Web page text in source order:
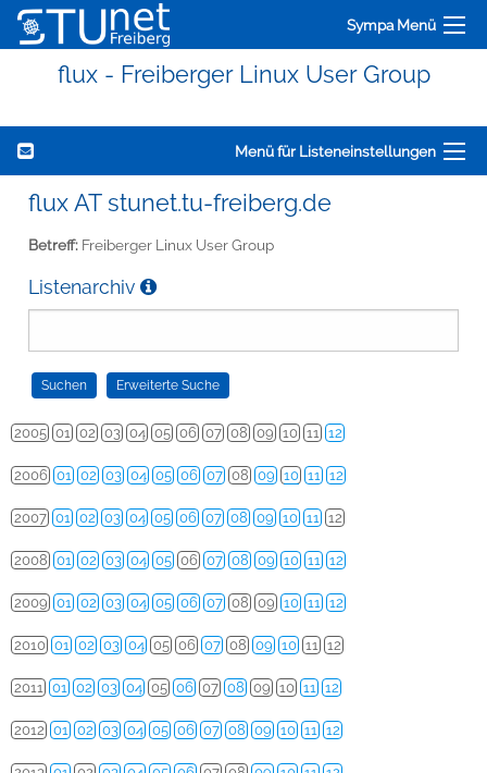
Sympa Menü
flux - Freiberger Linux User Group
Menü für Listeneinstellungen
flux AT stunet.tu-freiberg.de
Betreff: Freiberger Linux User Group
Listenarchiv
2005 01 02 03 04 05 06 07 08 09 10 11 12
2006 01 02 03 04 05 06 07 08 09 10 11 12
2007 01 02 03 04 05 06 07 08 09 10 11 12
2008 01 02 03 04 05 06 07 08 09 10 11 12
2009 01 02 03 04 05 06 07 08 09 10 11 12
2010 01 02 03 04 05 06 07 08 09 10 11 12
2011 01 02 03 04 05 06 07 08 09 10 11 12
2012 01 02 03 04 05 06 07 08 09 10 11 12